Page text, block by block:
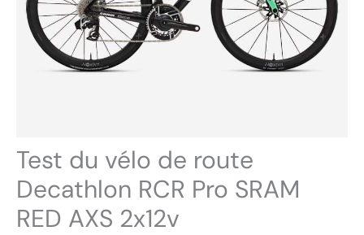
Test du vélo de route
Decathlon RCR Pro SRAM
RED AXS 2x12v